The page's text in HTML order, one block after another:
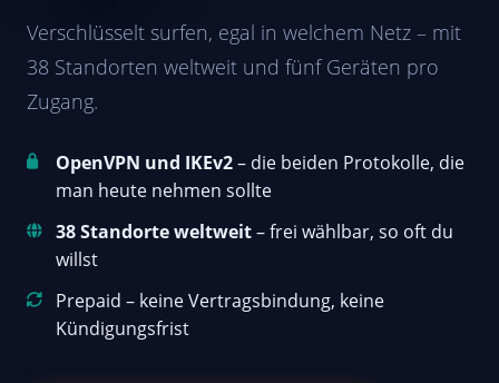
Verschlüsselt surfen, egal in welchem Netz – mit
38 Standorten weltweit und fünf Geräten pro
Zugang.
OpenVPN und IKEv2– die beiden Protokolle, die
man heute nehmen sollte
38 Standorte weltweit– frei wählbar, so oft du
willst
Prepaid – keine Vertragsbindung, keine
Kündigungsfrist